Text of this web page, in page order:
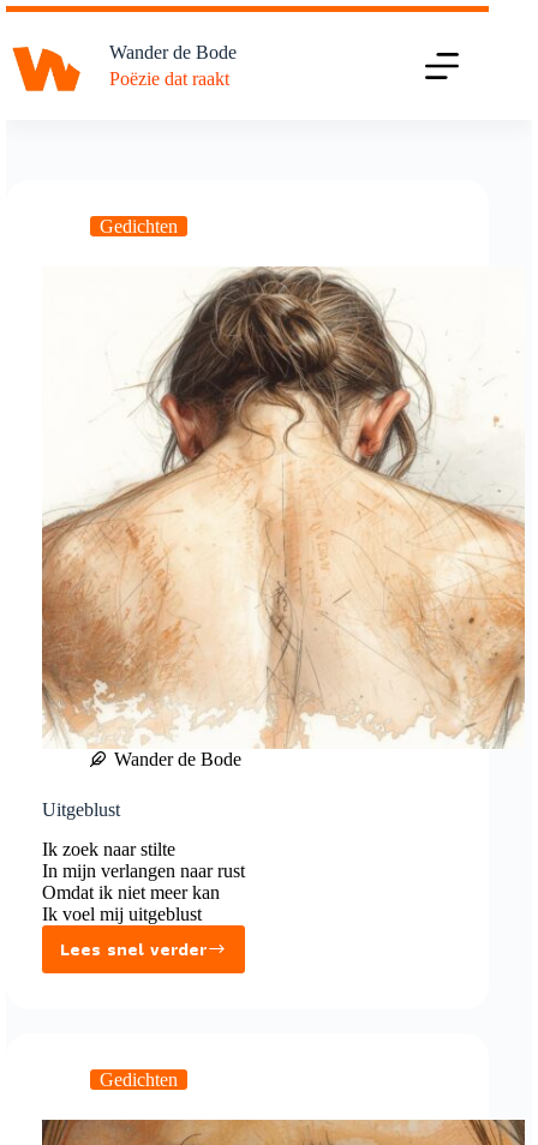
Ga
de
inhoud
Wander de Bode
Poëzie dat raakt
Gedichten
Wander de Bode
Uitgeblust
Ik zoek naar stilte
In mijn verlangen naar rust
Omdat ik niet meer kan
Ik voel mij uitgeblust
Lees snel verder
Uitgeblust
Gedichten